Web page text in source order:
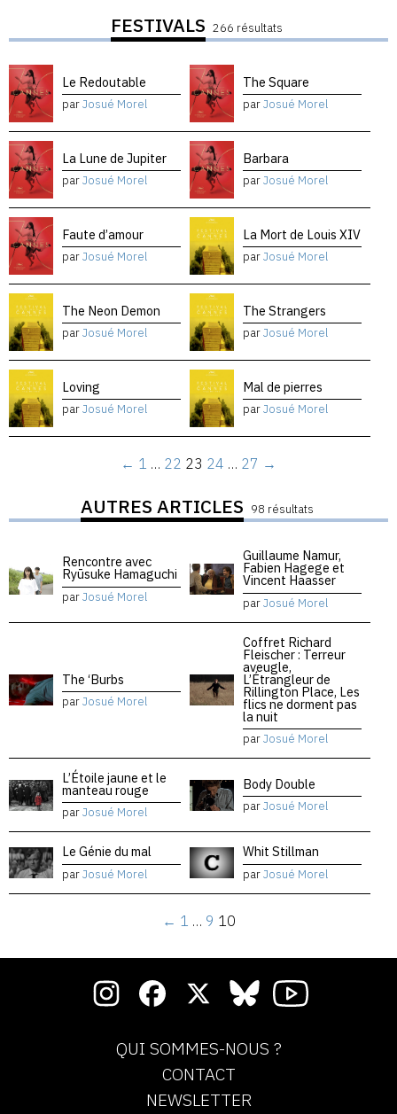
FESTIVALS 266 résultats
Le Redoutable
parJosué Morel
The Square
parJosué Morel
La Lune de Jupiter
parJosué Morel
Barbara
parJosué Morel
Faute d’amour
parJosué Morel
La Mort de Louis XIV
parJosué Morel
The Neon Demon
parJosué Morel
The Strangers
parJosué Morel
Loving
parJosué Morel
Mal de pierres
parJosué Morel
← 1 … 22 23 24 … 27 →
AUTRES ARTICLES 98 résultats
Rencontre avec
Ryūsuke Hamaguchi
parJosué Morel
Guillaume Namur,
Fabien Hagege et
Vincent Haasser
parJosué Morel
The ‘Burbs
parJosué Morel
Coffret Richard
Fleischer : Terreur
aveugle,
L’Étrangleur de
Rillington Place, Les
flics ne dorment pas
la nuit
parJosué Morel
L’Étoile jaune et le
manteau rouge
parJosué Morel
Body Double
parJosué Morel
Le Génie du mal
parJosué Morel
Whit Stillman
parJosué Morel
← 1 … 9 10
QUI SOMMES-NOUS ?
CONTACT
NEWSLETTER